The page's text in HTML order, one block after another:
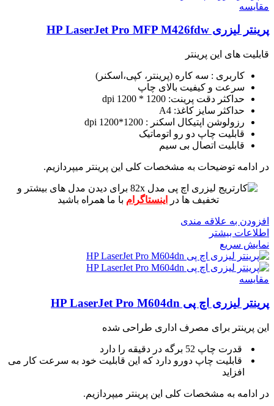
مقايسه
پرینتر لیزری HP LaserJet Pro MFP M426fdw
قابلیت های این پرینتر
کاربری : سه کاره (پرینتر، کپی،اسکنر)
سرعت و کیفیت بالای چاپ
حداکثر دقت پرینت: 1200 * 1200 dpi
حداکثر سایز کاغذ: A4
رزولوشن اپتیکال اسکنر : 1200*1200 dpi
قابلیت چاپ دو رو اتوماتیک
قابلیت اتصال بی سیم
در ادامه توضیحات به مشخصات کلی این پرینتر میپردازیم.
برای دیدن مدل های بیشتر و
تخفیف ها در
اینستاگرام با ما همراه باشید
افزودن به علاقه مندی
اطلاعات بیشتر
نمایش سریع
مقايسه
پرینتر لیزری اچ پی HP LaserJet Pro M604dn
این پرینتر برای مصرف اداری طراحی شده
قدرت چاپ 52 برگه در دقیقه را دارد
قابلیت چاپ دورو دارد که این قابلیت خود به سرعت کار می
افزاید
در ادامه به مشخصات کلی این پرینتر میپردازیم.